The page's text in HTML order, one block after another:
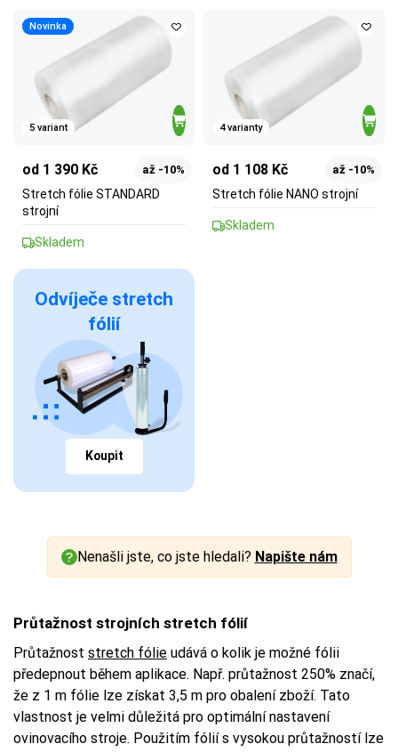
Novinka
5 variant
od 1 390 Kč až -10%
Stretch fólie STANDARD
strojní
Skladem
4 varianty
od 1 108 Kč až -10%
Stretch fólie NANO strojní
Skladem
Odvíječe stretch
fólií
Koupit
Nenašli jste, co jste hledali? Napište nám
Průtažnost strojních stretch fólií
Průtažnost stretch fólie udává o kolik je možné fólii
předepnout během aplikace. Např. průtažnost 250% značí,
že z 1 m fólie lze získat 3,5 m pro obalení zboží. Tato
vlastnost je velmi důležitá pro optimální nastavení
ovinovacího stroje. Použitím fólií s vysokou průtažností lze